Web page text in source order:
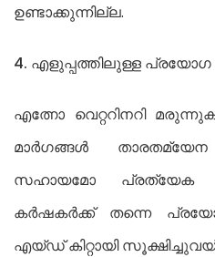
ഉണ്ടാക്കുന്നില്ല.
4. എളുപ്പത്തിലുള്ള പ്രയോഗ
എത്നോ വെറ്ററിനറി
മാർഗങ്ങൾ
സഹായമോ പ്രത്യേക
കർഷകർക്ക് തന്നെ
എയ്ഡ് കിറ്റായി